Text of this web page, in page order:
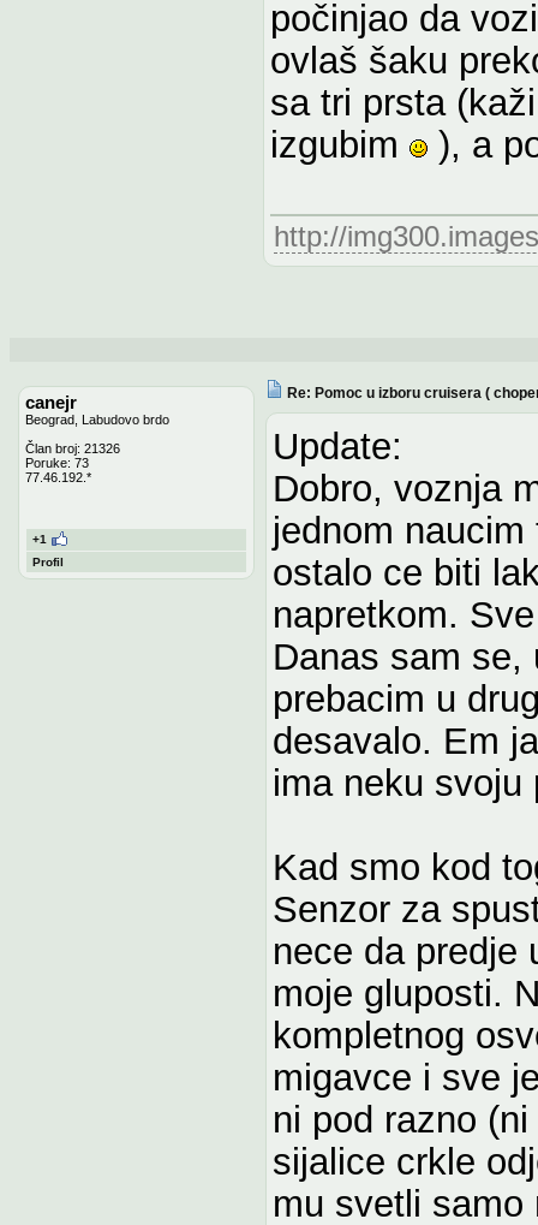
počinjao da
ovlaš šaku
sa tri prsta
izgubim
), a
http://
canejr
Beograd, Labudovo brdo
Član broj: 21326
Poruke: 73
77.46.192.*
+1
Profil
Re: Pomoc u izboru cruisera (
Update:
Dobro, voznja
jednom
ostalo ce biti
napretkom.
Danas sam se,
prebacim u
desavalo. Em
ima neku svoju
Kad smo kod
Senzor za
nece da predje
moje gluposti.
kompletnog
migavce i sve
ni pod razno
sijalice crkle
mu svetli samo